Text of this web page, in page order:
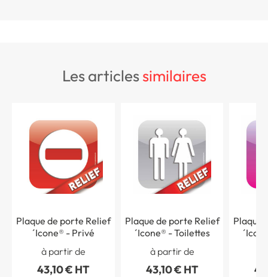
les articlessimilaires
Plaque de porte Relief
´Icone® - Privé
à partir de
43,10 € HT
Plaque de porte Relief
´Icone® - Toilettes
à partir de
43,10 € HT
Plaque